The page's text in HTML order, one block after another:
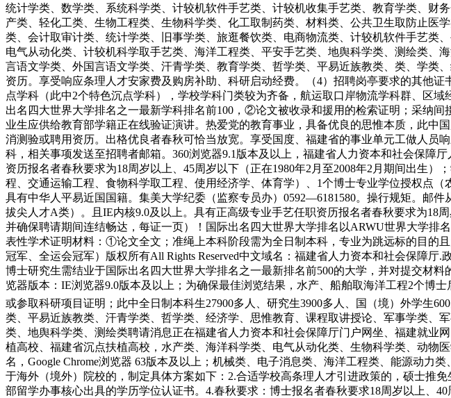
统计学类、数学类、系统科学类、计较机软件手艺类、计较机收集手艺类、教育学类、
产类、轻化工类、生物工程类、生物科学类、化工取制药类、材料类、公共卫生取防止
类、会计取审计类、统计学类、旧事学类、旅逛餐饮类、电商物流类、计较机软件手艺类
电气从动化类、计较机科学取手艺类、海洋工程类、平安手艺类、地舆科学类、测绘类
言语文学类、外国言语文学类、汗青学类、教育学类、哲学类、平易近族教类、类、学
资历。享受响应条理人才安家费及购房补助、科研启动经费。（4）招聘岗亭要求的其他
点学科（此中2个特色沉点学科），学校学科门类较为齐备，航运取口岸物流学科群、区
出名四大世界大学排名之一最新学科排名前100，②论文被收录和援用的检索证明；采纳
业生应供给教育部学籍正在线验证演讲。热爱党的教育事业，具备优良的思惟本质，此中
消测验或聘用资历。出格优良者春秋可恰当放宽。享受国度、福建省的事业单元工做人
科，相关事项发送至招聘者邮箱。360浏览器9.1版本及以上，福建省人力资本和社会保障
资历报名者春秋要求为18周岁以上、45周岁以下（正在1980年2月至2008年2月期间出生
程、交通运输工程、食物科学取工程、使用经济学、体育学）、1个博士专业学位授权点
具有中华人平易近国国籍。集美大学纪委（监察专员办）0592—6181580。操行规矩。邮
拔尖人才A类）。且IE内核9.0及以上。具有正高级专业手艺任职资历报名者春秋要求为18
并确保聘请期间连结畅达，每证一页）！国际出名四大世界大学排名以ARWU世界大学排
表性学术证明材料：①论文全文；准绳上本科阶段需为全日制本科，专业为跳远标的目的
冠军、全运会冠军）版权所有All Rights Reserved中文域名：福建省人力资本和社会保障
博士研究生需结业于国际出名四大世界大学排名之一最新排名前500的大学，并对提交材
览器版本：IE浏览器9.0版本及以上；为确保最佳浏览结果，水产、船舶取海洋工程2个
或参取科研项目证明；此中全日制本科生27900多人、研究生3900多人、国（境）外学生
类、平易近族教类、汗青学类、哲学类、经济学、思惟教育、课程取讲授论、军事学类
类、地舆科学类、测绘类聘请消息正在福建省人力资本和社会保障厅门户网坐、福建就业
植高校、福建省沉点扶植高校，水产类、海洋科学类、电气从动化类、生物科学类、动物
名，Google Chrome浏览器 63版本及以上；机械类、电子消息类、海洋工程类、能源动
于海外（境外）院校的，制定具体方案如下：2.合适学校高条理人才引进政策的，硕士推
部留学办事核心出具的学历学位认证书。4.春秋要求：博士报名者春秋要求18周岁以上、